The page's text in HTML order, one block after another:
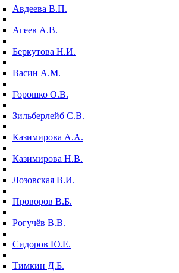
Авдеева В.П.
Агеев А.В.
Беркутова Н.И.
Васин А.М.
Горошко О.В.
Зильберлейб С.В.
Казимирова А.А.
Казимирова Н.В.
Лозовская В.И.
Проворов В.Б.
Рогучёв В.В.
Сидоров Ю.Е.
Тимкин Д.Б.